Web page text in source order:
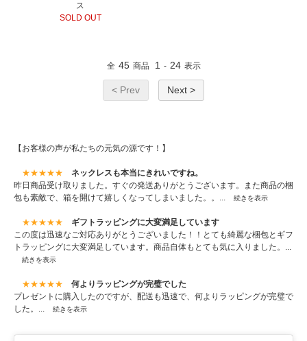
ス
SOLD OUT
全 45 商品 1 - 24 表示
< Prev Next >
【お客様の声が私たちの元気の源です！】
★★★★★
ネックレスも本当にきれいですね。
昨日商品受け取りました。すぐの発送ありがとうございます。また商品の梱
包も素敵で、箱を開けて嬉しくなってしまいました。。...
続きを表示
★★★★★
ギフトラッピングに大変満足しています
この度は迅速なご対応ありがとうございました！！とても綺麗な梱包とギフ
トラッピングに大変満足しています。商品自体もとても気に入りました。...
続きを表示
★★★★★
何よりラッピングが完璧でした
プレゼントに購入したのですが、配送も迅速で、何よりラッピングが完璧で
した。...
続きを表示